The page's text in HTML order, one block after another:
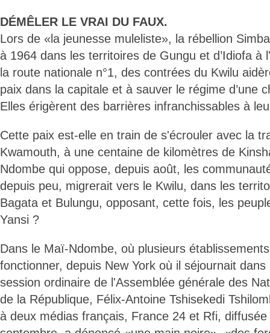
DÉMÊLER LE VRAI DU FAUX.
Lors de «la jeunesse muleliste», la rébellion
à 1964 dans les territoires de Gungu et d’Idiofa à
la route nationale n°1, des contrées du Kwilu
paix dans la capitale et à sauver le régime d’une
Elles érigèrent des barrières infranchissables à
Cette paix est-elle en train de s'écrouler avec la
Kwamouth, à une centaine de kilomètres de
Ndombe qui oppose, depuis août, les
depuis peu, migrerait vers le Kwilu, dans les
Bagata et Bulungu, opposant, cette fois, les
Yansi ?
Dans le Maï-Ndombe, où plusieurs
fonctionner, depuis New York où il séjournait
session ordinaire de l'Assemblée générale des
de la République, Félix-Antoine Tshisekedi
à deux médias français, France 24 et Rfi,